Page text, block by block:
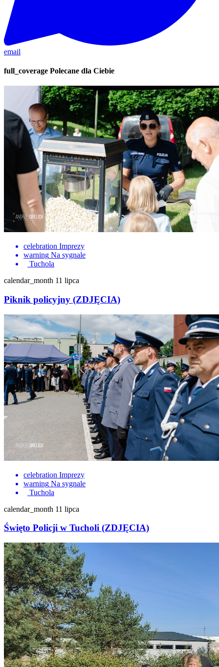
email
full_coverage Polecane dla Ciebie
celebration Imprezy
warning Na sygnale
Tuchola
calendar_month 11 lipca
Piknik policyjny (ZDJĘCIA)
celebration Imprezy
warning Na sygnale
Tuchola
calendar_month 11 lipca
Święto Policji w Tucholi (ZDJĘCIA)